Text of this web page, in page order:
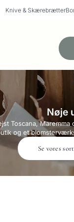
Knive & Skærebrætter
Nøje
Toscana,
og et
Se vores